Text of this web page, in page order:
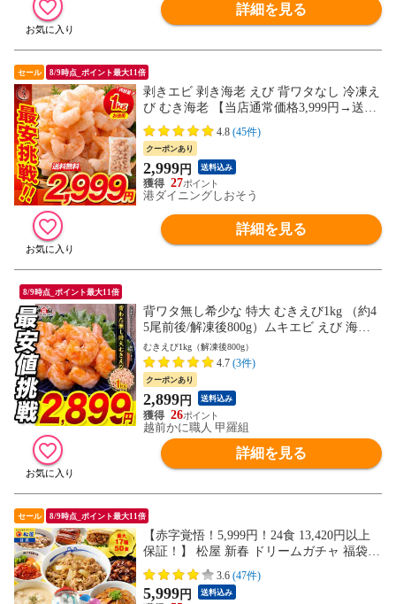
詳細を見る
セール 8/9時点_ポイント最大11倍
剥きエビ 剥き海老 えび 背ワタなし 冷凍え
び むき海老 【当店通常価格3,999円→送料
無料2,999円！】バナメイ 剥き身 1kg （解
凍後800g）大粒サイズ 海鮮 冷凍 海老 1キ
ロ 大量 贈答 送料無料
4.8 (45件)
クーポンあり
2,999円 送料込み
27
港ダイニングしおそう
詳細を見る
8/9時点_ポイント最大11倍
背ワタ無し希少な 特大 むきえび1kg （約4
5尾前後/解凍後800g）ムキエビ えび 海老
海鮮 アヒージョ パスタ 贈答品 ご自宅用
ギフト 冷凍エビ 簡単調理 御中元 お中元
残暑見舞い 夏ギフト
むきえび1kg（解凍後800g）
4.7 (3件)
クーポンあり
2,899円 送料込み
26
越前かに職人 甲羅組
詳細を見る
セール 8/9時点_ポイント最大11倍
【赤字覚悟！5,999円！24食 13,420円以上
保証！】 松屋 新春 ドリームガチャ 福袋 2
026 最大27,420円相当が当たる！ 牛めし 牛
めしの具 牛肉 肉 セット まつや 牛丼 食品
グルメ 冷凍 冷凍食品 送料無料 惣菜 非常
3.6 (47件)
5,999円 送料込み